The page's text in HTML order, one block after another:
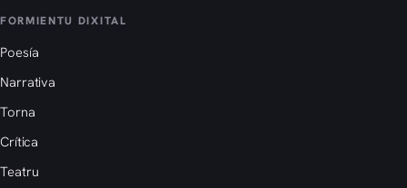
FORMIENTU DIXITAL
Poesía
Narrativa
Torna
Crítica
Teatru